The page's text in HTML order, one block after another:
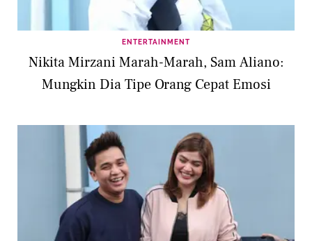
ENTERTAINMENT
Nikita Mirzani Marah-Marah, Sam Aliano:
Mungkin Dia Tipe Orang Cepat Emosi